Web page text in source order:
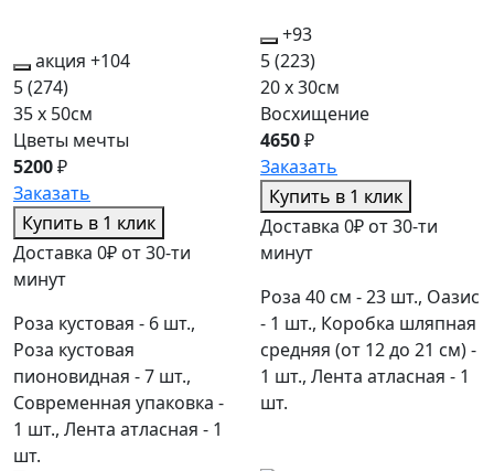
акция +104
5(274)
35 x 50см
Цветы мечты
5200₽
Заказать
Купить в 1 клик
Доставка 0₽ от 30-ти
минут
Роза кустовая - 6 шт.,
Роза кустовая
пионовидная - 7 шт.,
Современная упаковка -
1 шт., Лента атласная - 1
шт.
+93
5(223)
20 x 30см
Восхищение
4650₽
Заказать
Купить в 1 клик
Доставка 0₽ от 30-ти
минут
Роза 40 см - 23 шт., Оазис
- 1 шт., Коробка шляпная
средняя (от 12 до 21 см) -
1 шт., Лента атласная - 1
шт.